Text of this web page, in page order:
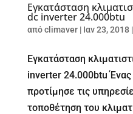
Εγκατάσταση
dc inverter 24.000btu
απόclimaver| Ιαν 23, 2018|
Εγκατάσταση
inverter 24.000btu
προτίμησε τις
τοποθέτηση του